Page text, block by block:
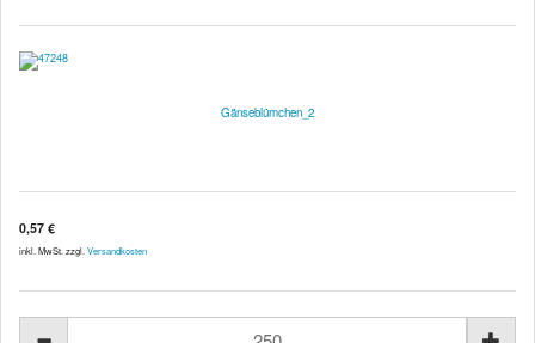
Gänseblümchen_2
0,57 €
inkl. MwSt. zzgl. Versandkosten